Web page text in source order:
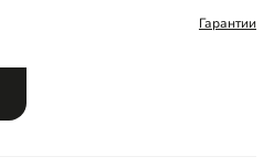
Гарантии